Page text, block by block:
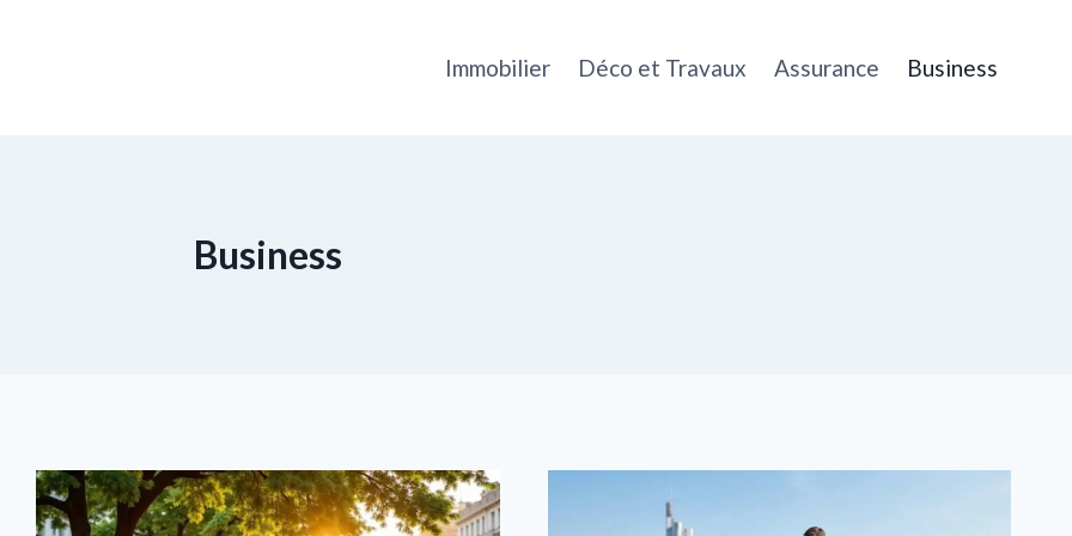
Immobilier Déco et Travaux Assurance Business
Business